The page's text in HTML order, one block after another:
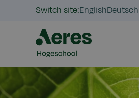
Switch site:EnglishDeutsch